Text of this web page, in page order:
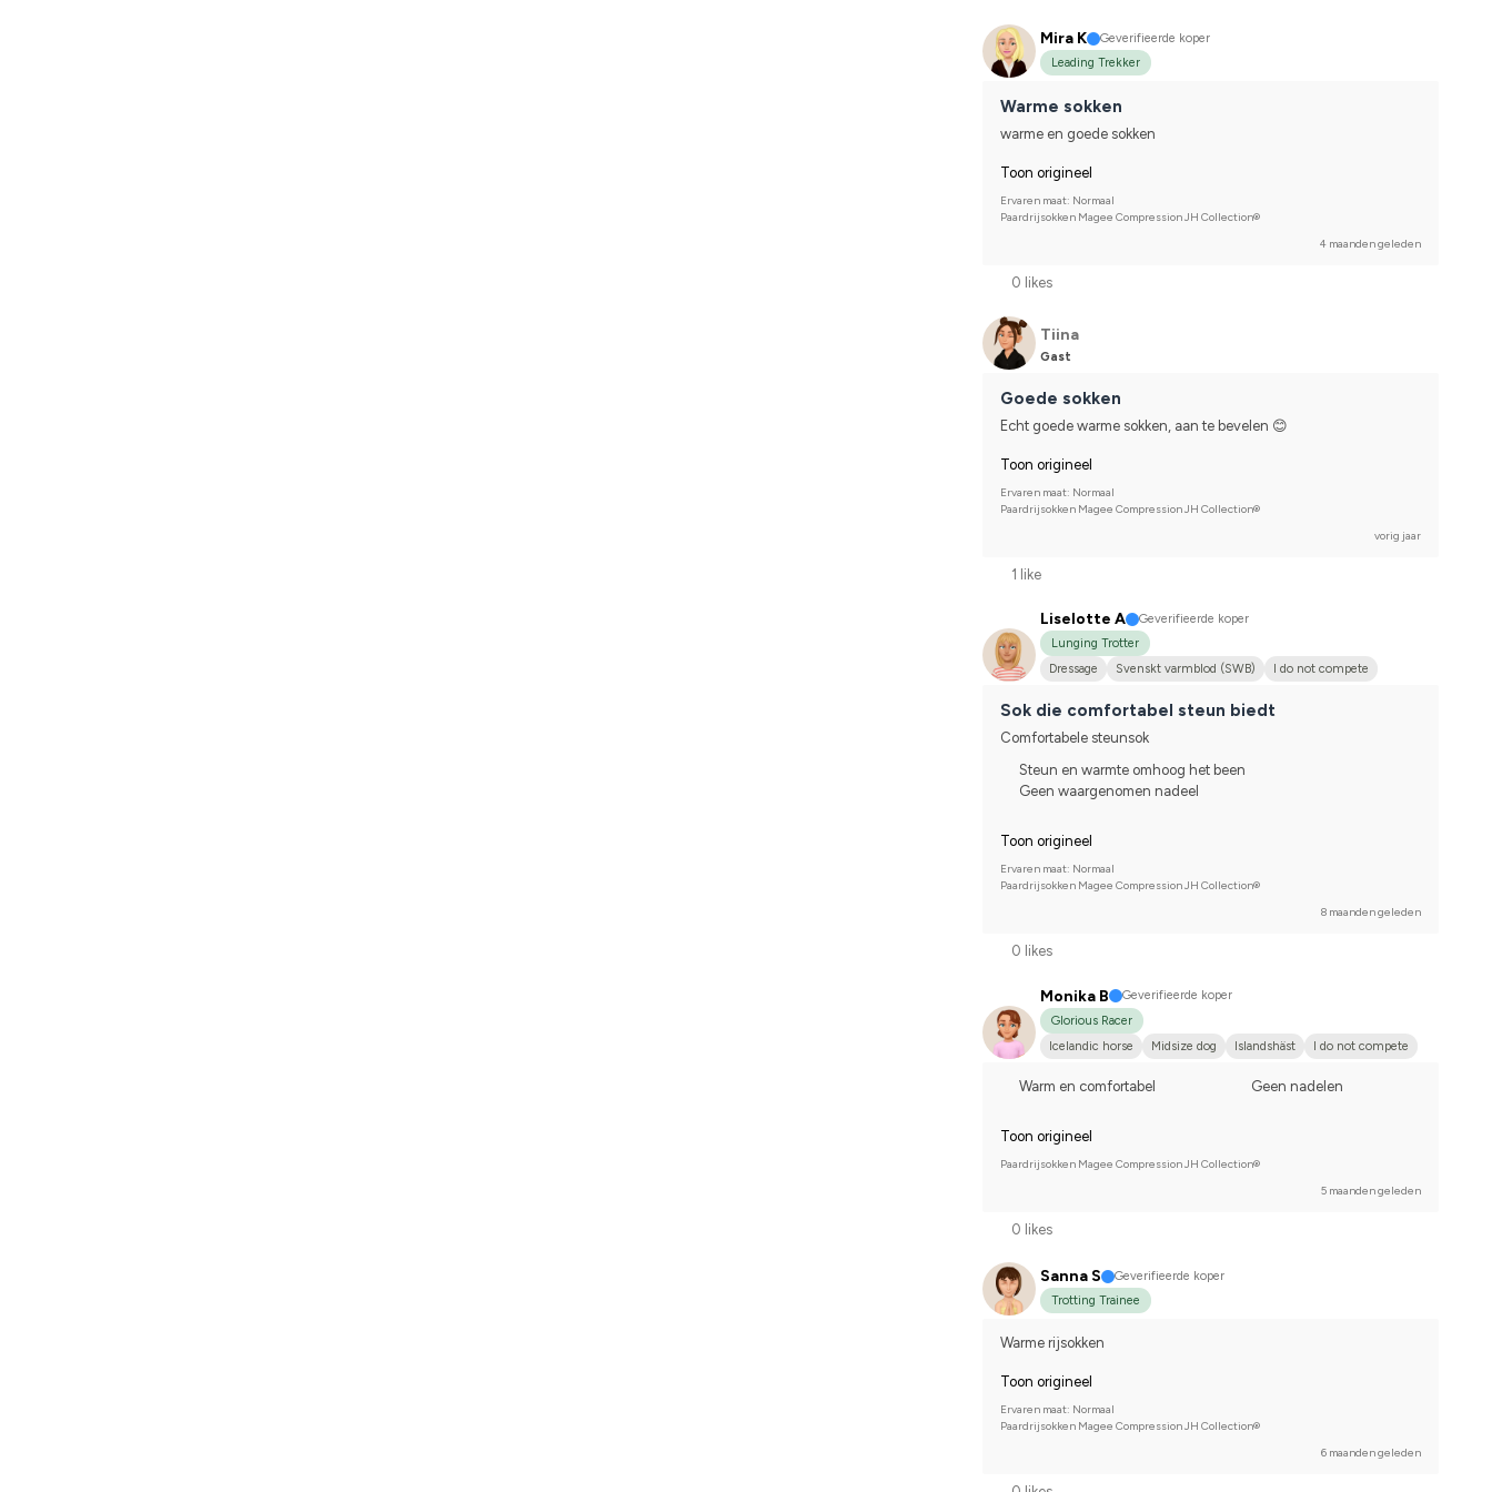
Mira K
Geverifieerde koper
Leading Trekker
Warme sokken
warme en goede sokken
Toon origineel
Ervaren maat: Normaal
Paardrijsokken Magee Compression JH Collection®
4 maanden geleden
0 likes
Tiina
Gast
Goede sokken
Echt goede warme sokken, aan te bevelen 😊
Toon origineel
Ervaren maat: Normaal
Paardrijsokken Magee Compression JH Collection®
vorig jaar
1 like
Liselotte A
Geverifieerde koper
Lunging Trotter
Dressage
Svenskt varmblod (SWB) I do not compete
Sok die comfortabel steun biedt
Comfortabele steunsok
Steun en warmte omhoog het been
Geen waargenomen nadeel
Toon origineel
Ervaren maat: Normaal
Paardrijsokken Magee Compression JH Collection®
8 maanden geleden
0 likes
Monika B
Geverifieerde koper
Glorious Racer
Icelandic horse
Midsize dog Islandshäst I do not compete
Warm en comfortabel Geen nadelen
Toon origineel
Paardrijsokken Magee Compression JH Collection®
5 maanden geleden
0 likes
Sanna S
Geverifieerde koper
Trotting Trainee
Warme rijsokken
Toon origineel
Ervaren maat: Normaal
Paardrijsokken Magee Compression JH Collection®
6 maanden geleden